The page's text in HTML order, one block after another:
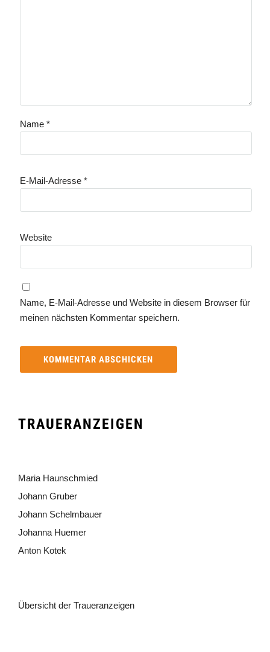
Name *
E-Mail-Adresse *
Website
Name, E-Mail-Adresse und Website in diesem Browser für
meinen nächsten Kommentar speichern.
TRAUERANZEIGEN
Maria Haunschmied
Johann Gruber
Johann Schelmbauer
Johanna Huemer
Anton Kotek
Übersicht der Traueranzeigen